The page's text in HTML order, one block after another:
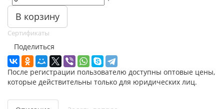
В корзину
Сертификаты
Поделиться
После регистрации пользователю доступны оптовые цены,
которые действительны только для юридических лиц.